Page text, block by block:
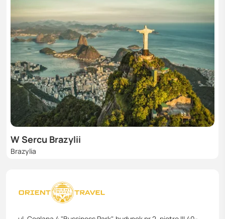
W Sercu Brazylii
Brazylia